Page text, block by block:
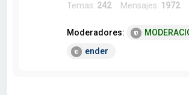
Temas: 242Mensajes: 1972
Moderadores:
ender